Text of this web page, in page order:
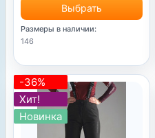
Выбрать
Размеры в наличии:
146
-36%
Хит!
Новинка